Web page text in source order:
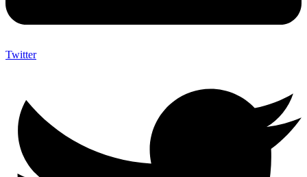
Twitter